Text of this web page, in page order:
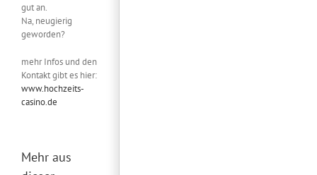
gut an.
Na, neugierig
geworden?
mehr Infos und den
Kontakt gibt es hier:
www.hochzeits-
casino.de
Mehr aus